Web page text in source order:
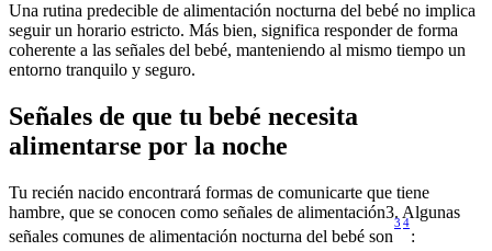
Una rutina predecible de alimentación nocturna del bebé no implica
seguir un horario estricto. Más bien, significa responder de forma
coherente a las señales del bebé, manteniendo al mismo tiempo un
Señales de que tu bebé necesita
Tu recién nacido encontrará formas de comunicarte que tiene
hambre, que se conocen como señales de alimentación3. Algunas
señales comunes de alimentación nocturna del bebé son
3 4